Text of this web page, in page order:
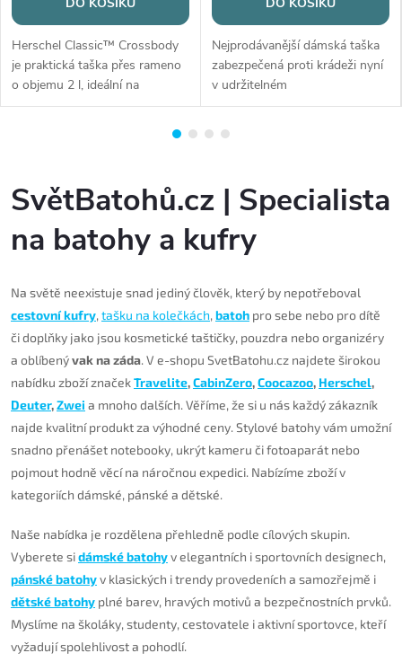
Herschel Classic™ Crossbody
je praktická taška přes rameno
o objemu 2 l, ideální na
každodenní nošení. Nabízí
Nejprodávanější dámská taška
zabezpečená proti krádeži nyní
v udržitelném
ECONYL. Prostorný batoh
mimořádně elegantní,
SvětBatohů.cz | Specialista
na batohy a kufry
Na světě neexistuje snad jediný člověk, který by nepotřeboval
cestovní kufry, tašku na kolečkách, batoh pro sebe nebo pro dítě
či doplňky jako jsou kosmetické taštičky, pouzdra nebo organizéry
a oblíbenývak na záda. V e-shopu SvetBatohu.cz najdete širokou
nabídku zboží značekTravelite,CabinZero,Coocazoo, Herschel,
Deuter,Zwei a mnoho dalších. Věříme, že si u nás každý zákazník
najde kvalitní produkt za výhodné ceny. Stylové batohy vám umožní
snadno přenášet notebooky, ukrýt kameru či fotoaparát nebo
pojmout hodně věcí na náročnou expedici. Nabízíme zboží v
kategoriích dámské, pánské a dětské.
Naše nabídka je rozdělena přehledně podle cílových skupin.
Vyberete sidámské batohyv elegantních i sportovních designech,
pánské batohyv klasických i trendy provedeních a samozřejmě i
dětské batohy plné barev, hravých motivů a bezpečnostních prvků.
Myslíme na školáky, studenty, cestovatele i aktivní sportovce, kteří
vyžadují spolehlivost a pohodlí.